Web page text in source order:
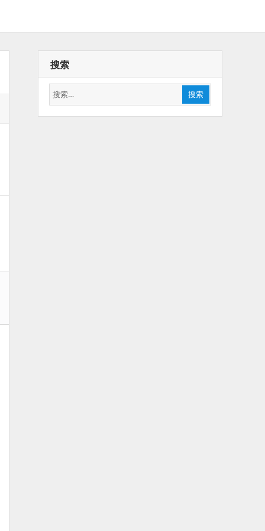
搜索
搜
索：
搜索